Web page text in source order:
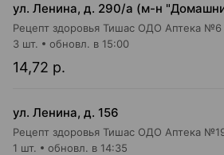
ул. Ленина, д. 290/а (м-н
Рецепт здоровья Тишас ОДО Аптека №6
14,72 р.
3 шт. обновл. в 15:00
ул. Ленина, д. 156
Рецепт здоровья Тишас ОДО Аптека
1 шт. обновл. в 14:35